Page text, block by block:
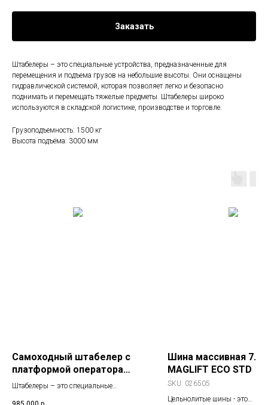
Заказать
Штабелеры – это специальные устройства, предназначенные для
перемещения и подъема грузов на небольшие высоты. Они оснащены
гидравлической системой, которая позволяет легко и безопасно
поднимать и перемещать тяжелые предметы. Штабелеры широко
используются в складской логистике, производстве и торговле.
Грузоподъемность: 1500 кг
Высота подъёма: 3000 мм
Самоходный штабелер с
платформой оператора
OXLIFT Premium BX 1546
Штабелеры – это специальные
Шина массивная
MAGLIFT ECO STD
SKU: 026505
Цельнолитые шины - это